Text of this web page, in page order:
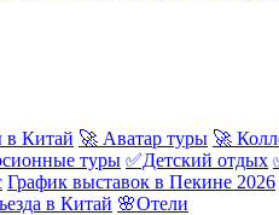
в Китай 🚀 Аватар туры 🚀
туры ✅Детский отдых
График выставок в Пекине 2026
в Китай 🌸Отели